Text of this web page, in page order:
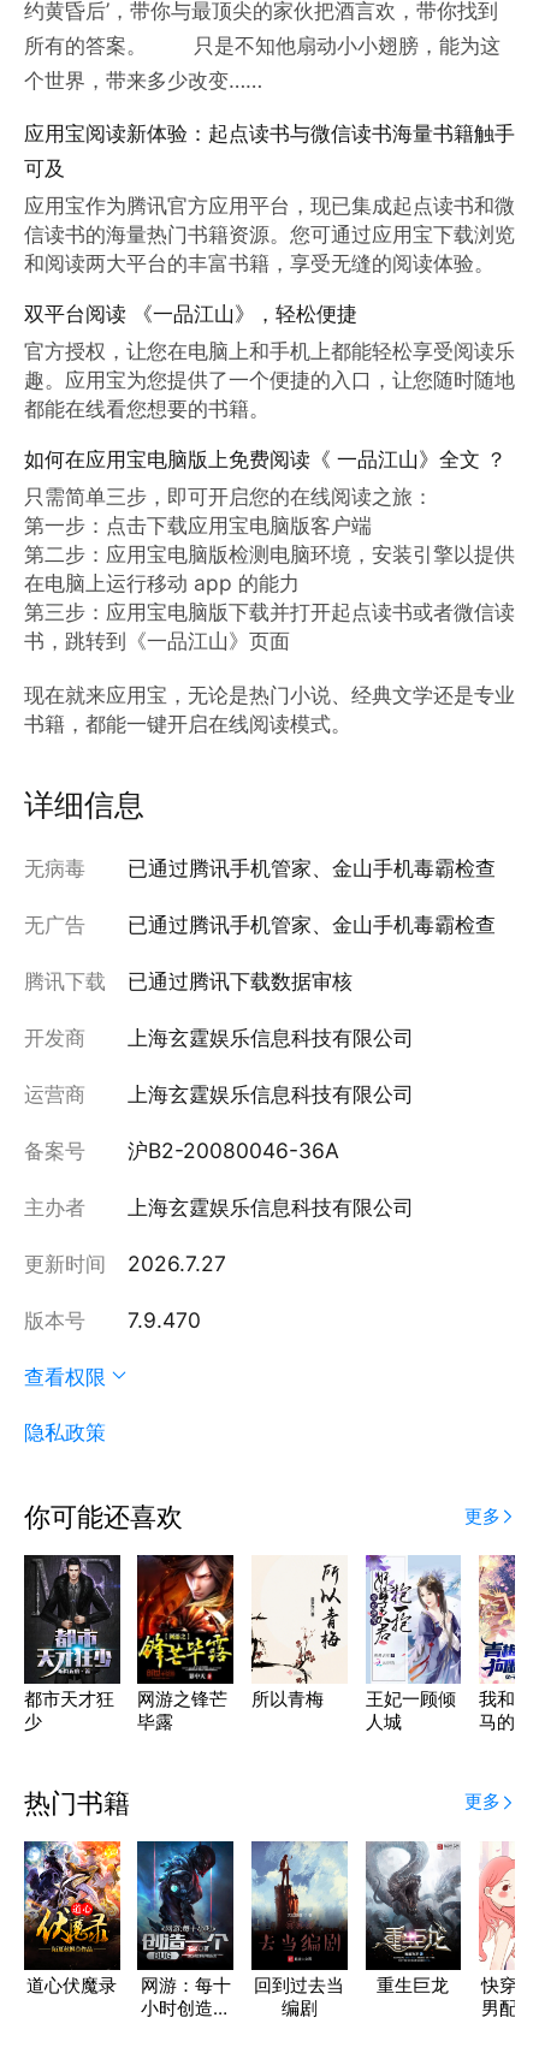
约黄昏后’，带你与最顶尖的家伙把酒言欢，带你找到
所有的答案。 只是不知他扇动小小翅膀，能为这
个世界，带来多少改变……
应用宝阅读新体验：起点读书与微信读书海量书籍触手
可及
应用宝作为腾讯官方应用平台，现已集成起点读书和微
信读书的海量热门书籍资源。您可通过应用宝下载浏览
和阅读两大平台的丰富书籍，享受无缝的阅读体验。
双平台阅读 《一品江山》，轻松便捷
官方授权，让您在电脑上和手机上都能轻松享受阅读乐
趣。应用宝为您提供了一个便捷的入口，让您随时随地
都能在线看您想要的书籍。
如何在应用宝电脑版上免费阅读《 一品江山》全文 ？
只需简单三步，即可开启您的在线阅读之旅：
第一步：点击下载应用宝电脑版客户端
第二步：应用宝电脑版检测电脑环境，安装引擎以提供
在电脑上运行移动 app 的能力
第三步：应用宝电脑版下载并打开起点读书或者微信读
书，跳转到《一品江山》页面
现在就来应用宝，无论是热门小说、经典文学还是专业
书籍，都能一键开启在线阅读模式。
详细信息
无病毒 已通过腾讯手机管家、金山手机毒霸检查
无广告 已通过腾讯手机管家、金山手机毒霸检查
腾讯下载 已通过腾讯下载数据审核
开发商 上海玄霆娱乐信息科技有限公司
运营商 上海玄霆娱乐信息科技有限公司
备案号 沪B2-20080046-36A
主办者 上海玄霆娱乐信息科技有限公司
更新时间 2026.7.27
版本号 7.9.470
查看权限
隐私政策
你可能还喜欢 更多
都市天才狂
少
网游之锋芒
毕露
所以青梅
王妃一顾倾
人城
我和青
马的狗
热门书籍 更多
道心伏魔录
网游：每十
小时创造一
回到过去当
编剧
重生巨龙
快穿
男配